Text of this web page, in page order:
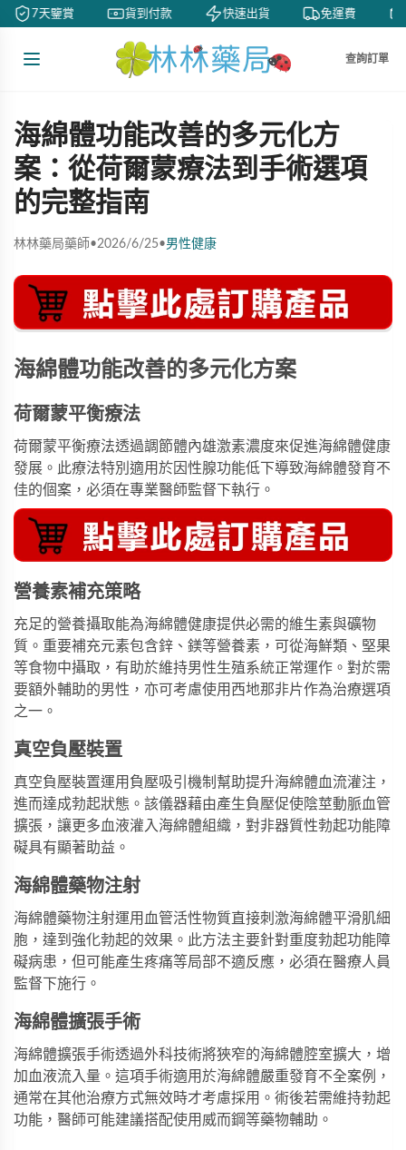
7天鑒賞 貨到付款 快速出貨 免運費
查詢訂單
海綿體功能改善的多元化方
案：從荷爾蒙療法到手術選項
的完整指南
林林藥局藥師•2026/6/25•男性健康
海綿體功能改善的多元化方案
荷爾蒙平衡療法
荷爾蒙平衡療法透過調節體內雄激素濃度來促進海綿體健康
發展。此療法特別適用於因性腺功能低下導致海綿體發育不
佳的個案，必須在專業醫師監督下執行。
營養素補充策略
充足的營養攝取能為海綿體健康提供必需的維生素與礦物
質。重要補充元素包含鋅、鎂等營養素，可從海鮮類、堅果
等食物中攝取，有助於維持男性生殖系統正常運作。對於需
要額外輔助的男性，亦可考慮使用 西地那非片作為治療選項
之一。
真空負壓裝置
真空負壓裝置運用負壓吸引機制幫助提升海綿體血流灌注，
進而達成勃起狀態。該儀器藉由產生負壓促使陰莖動脈血管
擴張，讓更多血液灌入海綿體組織，對非器質性勃起功能障
礙具有顯著助益。
海綿體藥物注射
海綿體藥物注射運用血管活性物質直接刺激海綿體平滑肌細
胞，達到強化勃起的效果。此方法主要針對重度勃起功能障
礙病患，但可能產生疼痛等局部不適反應，必須在醫療人員
監督下施行。
海綿體擴張手術
海綿體擴張手術透過外科技術將狹窄的海綿體腔室擴大，增
加血液流入量。這項手術適用於海綿體嚴重發育不全案例，
通常在其他治療方式無效時才考慮採用。術後若需維持勃起
功能，醫師可能建議搭配使用 威而鋼等藥物輔助。